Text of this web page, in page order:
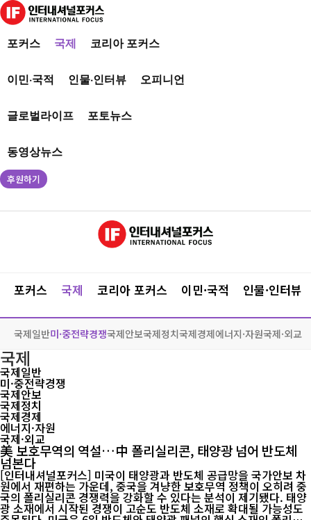
포커스 국제 코리아 포커스
이민·국적 인물·인터뷰 오피니언
글로벌라이프 포토뉴스
동영상뉴스
후원하기
포커스 국제 코리아 포커스 이민·국적 인물·인터뷰
국제일반미·중전략경쟁국제안보국제정치국제경제에너지·자원국제·외교
국제
국제일반
미·중전략경쟁
국제안보
국제정치
국제경제
에너지·자원
국제·외교
美 보호무역의 역설…中 폴리실리콘, 태양광 넘어 반도체
넘본다
[인터내셔널포커스] 미국이 태양광과 반도체 공급망을 국가안보 차
원에서 재편하는 가운데, 중국을 겨냥한 보호무역 정책이 오히려 중
국의 폴리실리콘 경쟁력을 강화할 수 있다는 분석이 제기됐다. 태양
광 소재에서 시작된 경쟁이 고순도 반도체 소재로 확대될 가능성도